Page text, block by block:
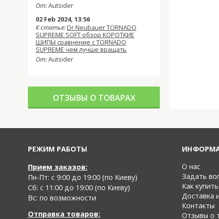
От:Autsider
02 Feb 2024, 13:56
К статье:Dr Neubauer TORNADO
SUPREME SOFT обзор КОРОТКИЕ
ШИПЫ сравнение с TORNADO
SUPREME чем лучше вращать
От:Autsider
ОТЗЫВЫ О ТОВАРАХ
РЕЖИМ РАБОТЫ
Прием заказов:
Пн-Пт: с 9:00 до 19:00 (по Киеву)
Cб: с 11:00 до 19:00 (по Киеву)
Вс: по возможности
Отправка товаров:
О нас
Задать
Как купить
Доставка
Контакты
Отзывы о